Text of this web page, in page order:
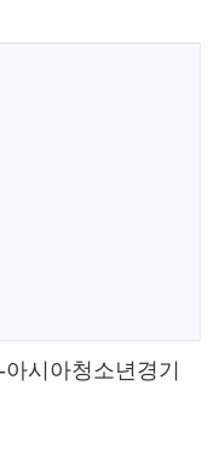
시아청소년경기